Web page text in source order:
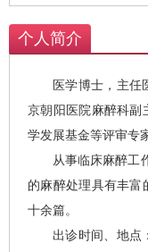
个人简介
医学博士，主任
京朝阳医院麻醉科副
学发展基金等评审专
从事临床麻醉工
的麻醉处理具有丰富
十余篇。
出诊时间、地点